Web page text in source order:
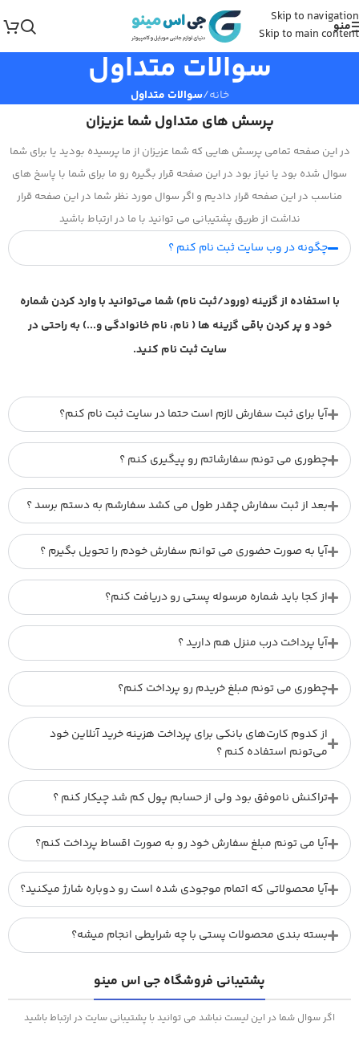
Skip to navigation
Skip to main content
منو
سوالات متداول
خانه/سوالات متداول
پرسش های متداول شما عزیزان
در این صفحه تمامی پرسش هایی که شما عزیزان از ما پرسیده بودید یا برای شما
سوال شده بود یا نیاز بود در این صفحه قرار بگیره رو ما برای شما با پاسخ های
مناسب در این صفحه قرار دادیم و اگر سوال مورد نظر شما در این صفحه قرار
نداشت از طریق پشتیبانی می توانید با ما در ارتباط باشید
چگونه در وب سایت ثبت نام کنم ؟
با استفاده از گزینه (ورود/ثبت نام) شما می‌توانید با وارد کردن شماره
خود و پر کردن باقی گزینه ها ( نام، نام خانوادگی و...) به راحتی در
سایت ثبت نام کنید.
آیا برای ثبت سفارش لازم است حتما در سایت ثبت نام کنم؟
چطوری می تونم سفارشاتم رو پیگیری کنم ؟
بعد از ثبت سفارش چقدر طول می کشد سفارشم به دستم برسد ؟
آیا به صورت حضوری می توانم سفارش خودم را تحویل بگیرم ؟
از کجا باید شماره مرسوله پستی رو دریافت کنم؟
آیا پرداخت درب منزل هم دارید ؟
چطوری می تونم مبلغ خریدم رو پرداخت کنم؟
از کدوم کارت‌های بانکی برای پرداخت هزینه خرید آنلاین خود
می‌تونم استفاده کنم ؟
تراکنش ناموفق بود ولی از حسابم پول کم شد چیکار کنم ؟
آیا می تونم مبلغ سفارش خود رو به صورت اقساط پرداخت کنم؟
آیا محصولاتی که اتمام موجودی شده است رو دوباره شارژ میکنید؟
بسته بندی محصولات پستی با چه شرایطی انجام میشه؟
پشتیبانی فروشگاه جی اس مینو
اگر سوال شما در این لیست نباشد می توانید با پشتیبانی سایت در ارتباط باشید